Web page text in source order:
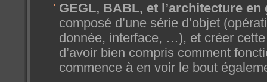
GEGL, BABL, et l’architecture en
composé d’une série d’objet
donnée, interface, …), et créer
d’avoir bien compris comment
commence à en voir le bout